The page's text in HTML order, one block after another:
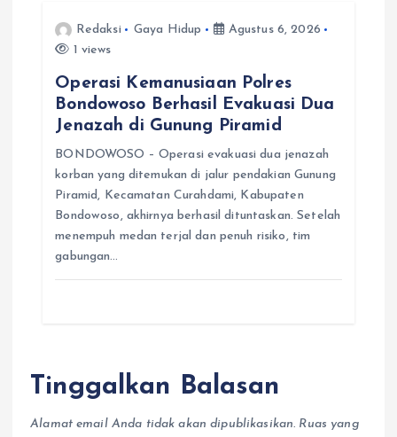
Redaksi Gaya Hidup
Agustus 6, 2026
1 views
Operasi Kemanusiaan Polres
Bondowoso Berhasil Evakuasi Dua
Jenazah di Gunung Piramid
BONDOWOSO – Operasi evakuasi dua jenazah
korban yang ditemukan di jalur pendakian Gunung
Piramid, Kecamatan Curahdami, Kabupaten
Bondowoso, akhirnya berhasil dituntaskan. Setelah
menempuh medan terjal dan penuh risiko, tim
gabungan…
Tinggalkan Balasan
Alamat email Anda tidak akan dipublikasikan. Ruas yang